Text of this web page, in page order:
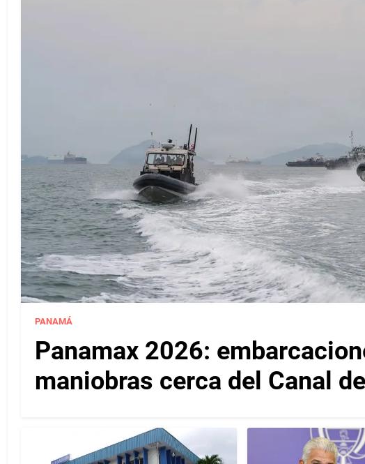
PANAMÁ
Panamax 2026:
maniobras cerca del Canal